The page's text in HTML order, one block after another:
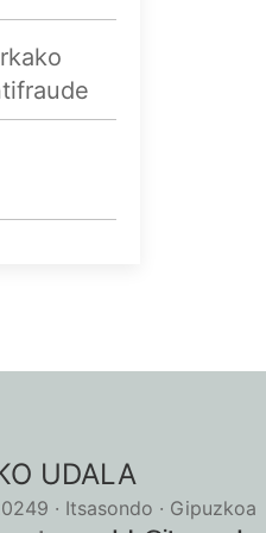
UDALA
· Itsasondo · Gipuzkoa